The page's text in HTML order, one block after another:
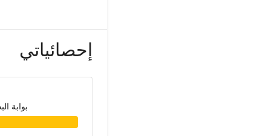
إحصائياتي
بوابة